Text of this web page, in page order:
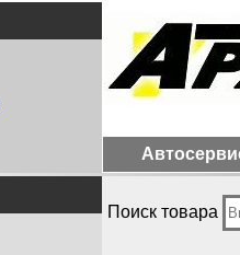
Поиск товара